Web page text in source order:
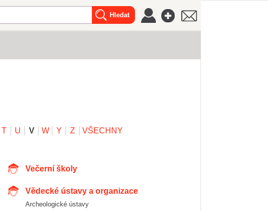
T U V W Y Z VŠECHNY
Večerní školy
Vědecké ústavy a organizace
Archeologické ústavy